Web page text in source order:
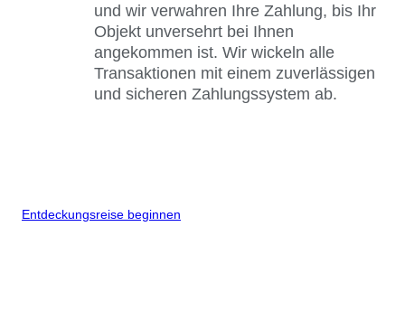
und wir verwahren Ihre Zahlung, bis Ihr
Objekt unversehrt bei Ihnen
angekommen ist. Wir wickeln alle
Transaktionen mit einem zuverlässigen
und sicheren Zahlungssystem ab.
Entdeckungsreise beginnen